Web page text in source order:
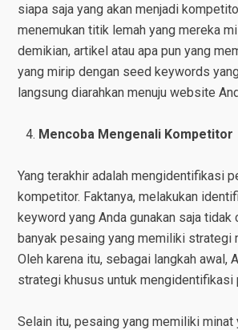
siapa saja yang akan menjadi
menemukan titik lemah yang mereka
demikian, artikel atau apa pun yang
yang mirip dengan seed keywords
langsung diarahkan menuju website
Mencoba Mengenali Kompetitor
Yang terakhir adalah mengidentifikasi
kompetitor. Faktanya, melakukan
keyword yang Anda gunakan saja tidak
banyak pesaing yang memiliki strategi
Oleh karena itu, sebagai langkah awal,
strategi khusus untuk mengidentifikasi
Selain itu, pesaing yang memiliki minat